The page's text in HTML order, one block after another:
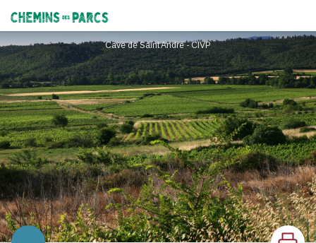
Chemins des Parcs
Cave de Saint André - CIVP
Imprimer